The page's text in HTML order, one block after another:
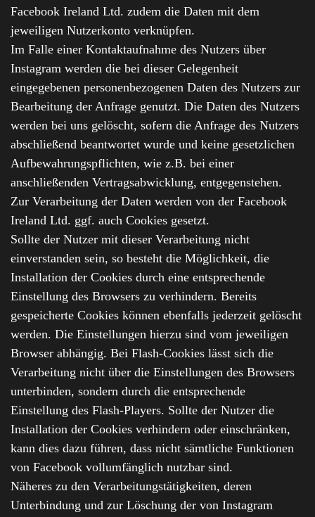
Facebook Ireland Ltd. zudem die Daten mit dem
jeweiligen Nutzerkonto verknüpfen.
Im Falle einer Kontaktaufnahme des Nutzers über
Instagram werden die bei dieser Gelegenheit
eingegebenen personenbezogenen Daten des Nutzers zur
Bearbeitung der Anfrage genutzt. Die Daten des Nutzers
werden bei uns gelöscht, sofern die Anfrage des Nutzers
abschließend beantwortet wurde und keine gesetzlichen
Aufbewahrungspflichten, wie z.B. bei einer
anschließenden Vertragsabwicklung, entgegenstehen.
Zur Verarbeitung der Daten werden von der Facebook
Ireland Ltd. ggf. auch Cookies gesetzt.
Sollte der Nutzer mit dieser Verarbeitung nicht
einverstanden sein, so besteht die Möglichkeit, die
Installation der Cookies durch eine entsprechende
Einstellung des Browsers zu verhindern. Bereits
gespeicherte Cookies können ebenfalls jederzeit gelöscht
werden. Die Einstellungen hierzu sind vom jeweiligen
Browser abhängig. Bei Flash-Cookies lässt sich die
Verarbeitung nicht über die Einstellungen des Browsers
unterbinden, sondern durch die entsprechende
Einstellung des Flash-Players. Sollte der Nutzer die
Installation der Cookies verhindern oder einschränken,
kann dies dazu führen, dass nicht sämtliche Funktionen
von Facebook vollumfänglich nutzbar sind.
Näheres zu den Verarbeitungstätigkeiten, deren
Unterbindung und zur Löschung der von Instagram